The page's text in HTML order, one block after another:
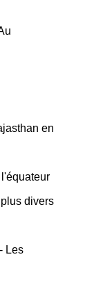
en
divers
Les